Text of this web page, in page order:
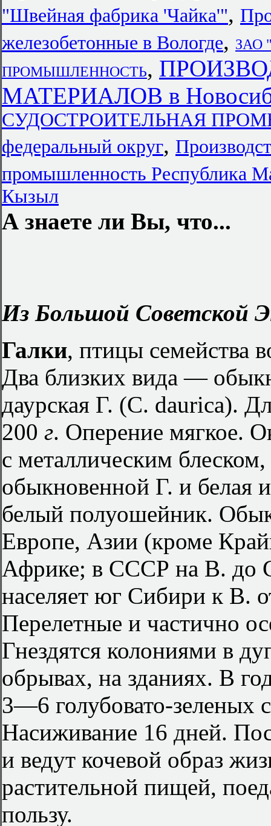
"Швейная фабрика 'Чайка'",
железобетонные в Вологде, ЗАО
ПРОМЫШЛЕННОСТЬ,
МАТЕРИАЛОВ в
СУДОСТРОИТЕЛЬНАЯ
федеральный округ,
промышленность Республика
Кызыл
А знаете ли Вы, что...
Из Большой Советской
Галки, птицы семейства
Два близких вида —
даурская Г. (C. daurica).
200 г. Оперение мягкое.
с металлическим
обыкновенной Г. и белая
белый полуошейник.
Европе, Азии (кроме
Африке; в СССР на В. до
населяет юг Сибири к В.
Перелетные и частично
Гнездятся колониями в
обрывах, на зданиях. В
3—6 голубовато-зеленых
Насиживание 16 дней.
и ведут кочевой образ
растительной пищей,
пользу.